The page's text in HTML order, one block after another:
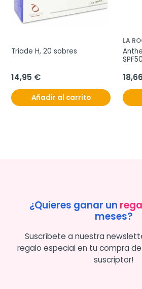
Triade H, 20 sobres
14,95 €
Añadir al carrito
LA
¿Quieres ganar un
meses?
Suscríbete a nuestra
regalo especial en tu compra
suscriptor!